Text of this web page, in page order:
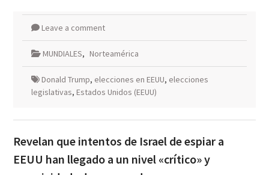
Leave a comment
MUNDIALES, Norteamérica
Donald Trump, elecciones en EEUU, elecciones
legislativas, Estados Unidos (EEUU)
Revelan que intentos de Israel de espiar a
EEUU han llegado a un nivel «crítico» y